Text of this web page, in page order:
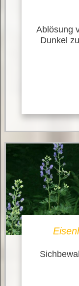
Ablösung
Dunkel